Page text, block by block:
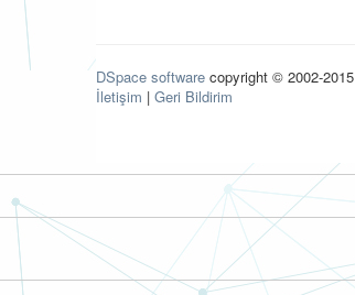
DSpace software copyright © 2002-2015
İletişim | Geri Bildirim